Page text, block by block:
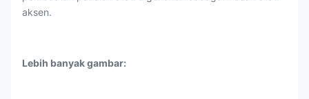
aksen.
Lebih banyak gambar: